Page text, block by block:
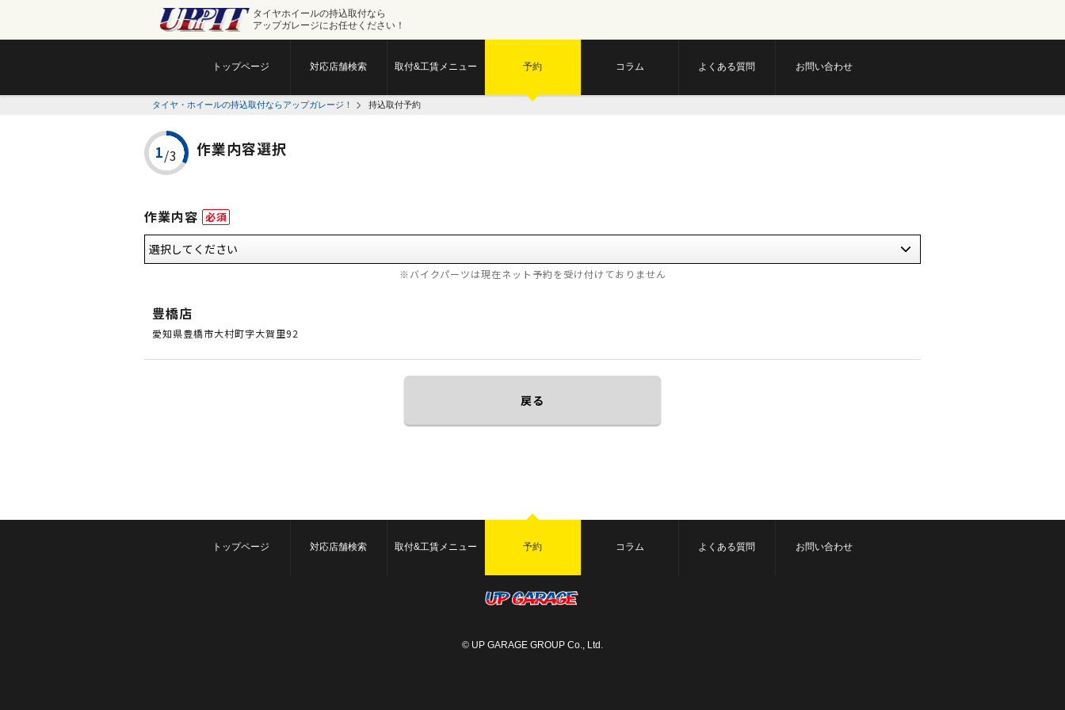
タイヤホイールの持込取付なら
アップガレージにお任せください！
トップページ 対応店舗検索 取付&工賃メニュー 予約 コラム よくある質問 お問い合わせ
タイヤ・ホイールの持込取付ならアップガレージ！ 持込取付予約
作業内容選択
作業内容 必須
※バイクパーツは現在ネット予約を受け付けておりません
豊橋店
愛知県豊橋市大村町字大賀里92
戻る
トップページ 対応店舗検索 取付&工賃メニュー 予約 コラム よくある質問 お問い合わせ
© UP GARAGE GROUP Co., Ltd.